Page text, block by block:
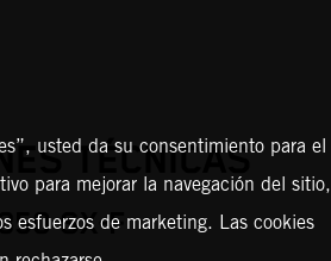
TÉCNICAS
SX-F
usted da su consentimiento para el
para mejorar la navegación del sitio,
esfuerzos de marketing. Las cookies